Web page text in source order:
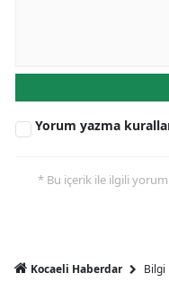
Yorum yazma
* Bu içerik ile ilgili yorum
Kocaeli Haberdar Bilgi